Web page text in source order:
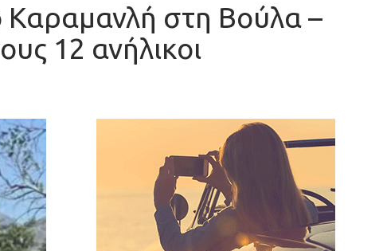
στη Βούλα –
12 ανήλικοι